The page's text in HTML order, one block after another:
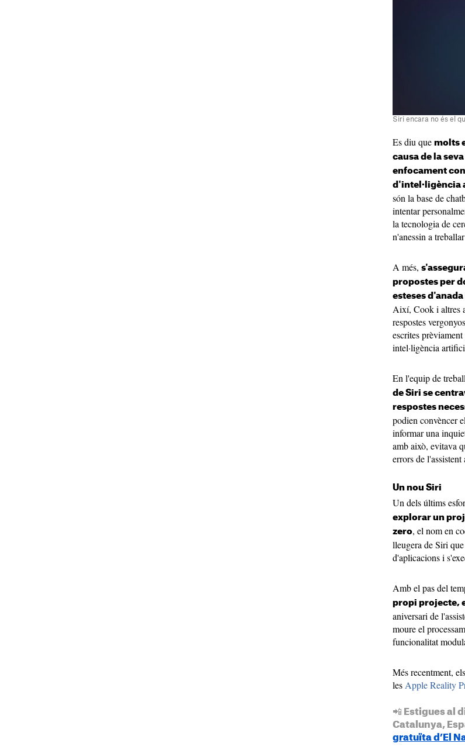
Siri encara no és el
Es diu que molts
causa de la
enfocament
d'intel·ligència
són la base de
intentar
la tecnologia de
n'anessin a
A més,
propostes per
esteses
Així, Cook i altres
respostes
escrites
intel·ligència
En l'equip de
de ‌Siri‌ se
respostes
podien convèncer
informar una
amb això, evitava
errors de
Un nou Siri
Un dels últims
explorar un
zero, el nom en
lleugera de ‌Siri‌
d'aplicacions i
Amb el pas del
propi projecte,
aniversari de
moure el
funcionalitat
Més recentment,
les Apple Reality
📲 Estigues al
Catalunya,
gratuïta d’El